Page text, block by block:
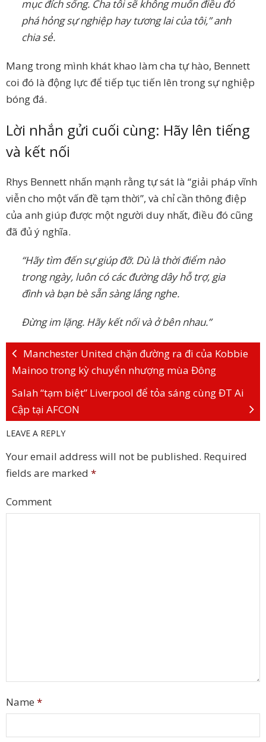
mục đích sống. Cha tôi sẽ không muốn điều đó
phá hỏng sự nghiệp hay tương lai của tôi,” anh
chia sẻ.
Mang trong mình khát khao làm cha tự hào, Bennett
coi đó là động lực để tiếp tục tiến lên trong sự nghiệp
bóng đá.
Lời nhắn gửi cuối cùng: Hãy lên tiếng
và kết nối
Rhys Bennett nhấn mạnh rằng tự sát là “giải pháp vĩnh
viễn cho một vấn đề tạm thời”, và chỉ cần thông điệp
của anh giúp được một người duy nhất, điều đó cũng
đã đủ ý nghĩa.
“Hãy tìm đến sự giúp đỡ. Dù là thời điểm nào
trong ngày, luôn có các đường dây hỗ trợ, gia
đình và bạn bè sẵn sàng lắng nghe.
Đừng im lặng. Hãy kết nối và ở bên nhau.”
Manchester United chặn đường ra đi của Kobbie
Mainoo trong kỳ chuyển nhượng mùa Đông
Salah “tạm biệt” Liverpool để tỏa sáng cùng ĐT Ai
Cập tại AFCON
LEAVE A REPLY
Your email address will not be published. Required
fields are marked *
Comment
Name *